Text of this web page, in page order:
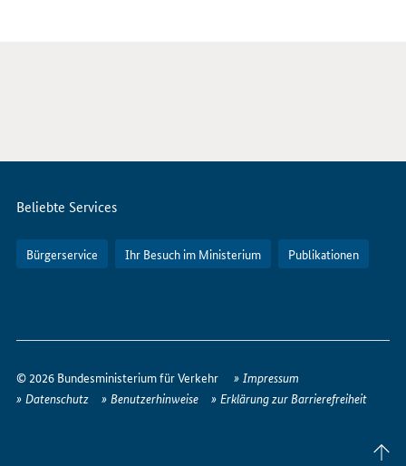
Servicemenü
Beliebte Services
Bürgerservice Ihr Besuch im Ministerium Publikationen
erreichen
Sie
© 2026 Bundesministerium für Verkehr
Impressum
Datenschutz
Benutzerhinweise Erklärung zur Barrierefreiheit